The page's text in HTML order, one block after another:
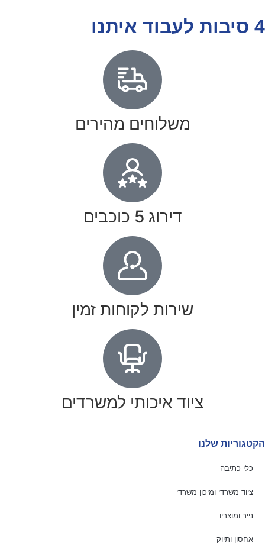
4 סיבות לעבוד איתנו
משלוחים מהירים
דירוג 5 כוכבים
שירות לקוחות זמין
ציוד איכותי למשרדים
הקטגוריות שלנו
כלי כתיבה
ציוד משרדי ומיכון משרדי
נייר ומוצריו
אחסון ותיוק